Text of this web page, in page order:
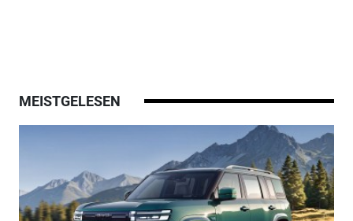
MEISTGELESEN